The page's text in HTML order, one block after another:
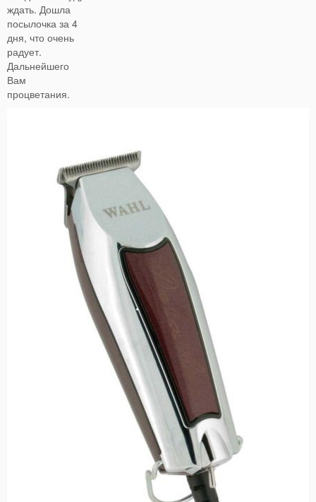
ждать. Дошла
посылочка за 4
дня, что очень
радует.
Дальнейшего
Вам
процветания.